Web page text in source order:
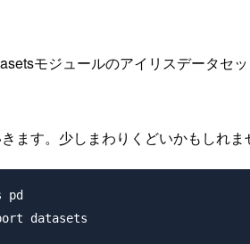
モジュールのアイリスデータセ
ます。少しまわりくどいかもしれ
pd
datasets